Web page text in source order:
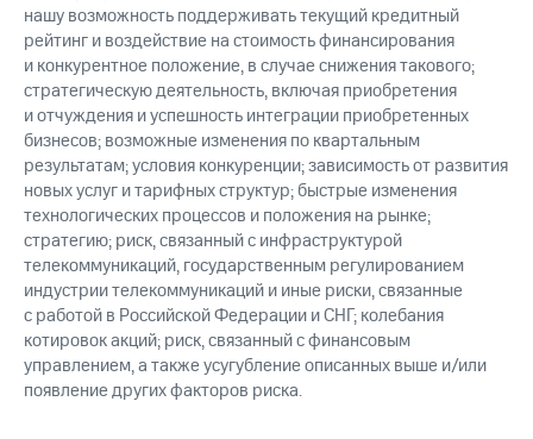
нашу возможность поддерживать текущий кредитный
рейтинг и воздействие на стоимость финансирования
и конкурентное положение, в случае снижения такового;
стратегическую деятельность, включая приобретения
и отчуждения и успешность интеграции приобретенных
бизнесов; возможные изменения по квартальным
результатам; условия конкуренции; зависимость от развития
новых услуг и тарифных структур; быстрые изменения
технологических процессов и положения на рынке;
стратегию; риск, связанный с инфраструктурой
телекоммуникаций, государственным регулированием
индустрии телекоммуникаций и иные риски, связанные
с работой в Российской Федерации и СНГ; колебания
котировок акций; риск, связанный с финансовым
управлением, а также усугубление описанных выше и/или
появление других факторов риска.